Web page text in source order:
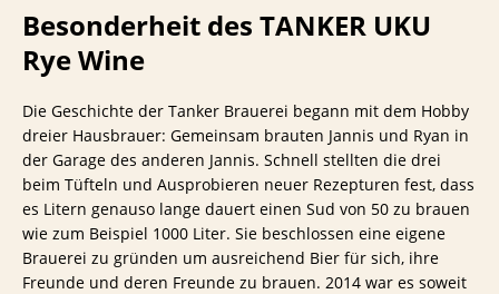
Besonderheit des TANKER UKU
Rye Wine
Die Geschichte der Tanker Brauerei begann mit dem Hobby
dreier Hausbrauer: Gemeinsam brauten Jannis und Ryan in
der Garage des anderen Jannis. Schnell stellten die drei
beim Tüfteln und Ausprobieren neuer Rezepturen fest, dass
es Litern genauso lange dauert einen Sud von 50 zu brauen
wie zum Beispiel 1000 Liter. Sie beschlossen eine eigene
Brauerei zu gründen um ausreichend Bier für sich, ihre
Freunde und deren Freunde zu brauen. 2014 war es soweit